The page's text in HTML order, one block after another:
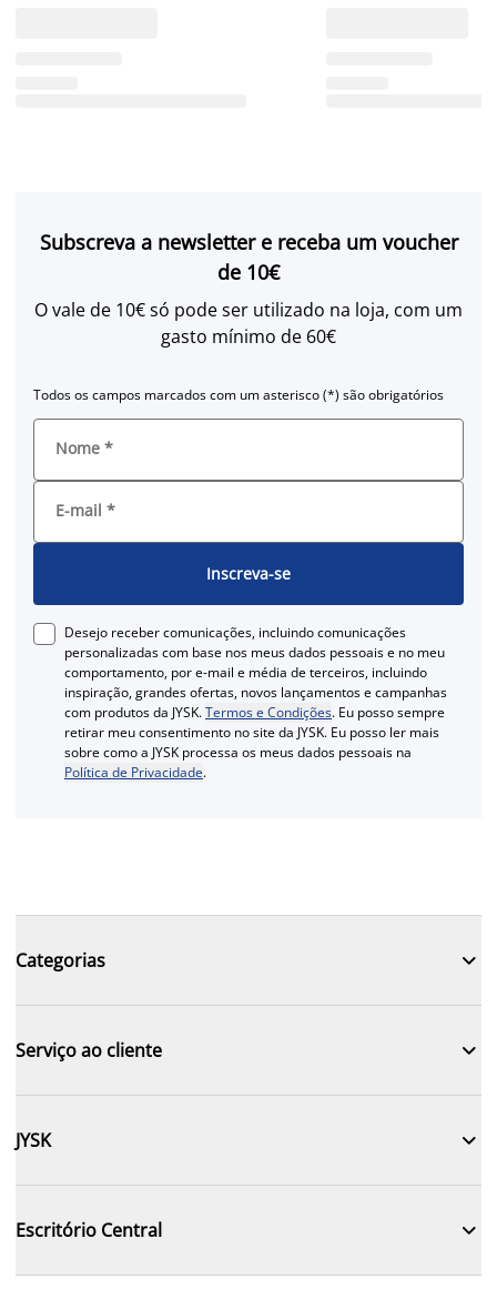
Subscreva a newsletter e receba um voucher
de 10€
O vale de 10€ só pode ser utilizado na loja, com um
gasto mínimo de 60€
Todos os campos marcados com um asterisco (*) são obrigatórios
Nome *
E-mail *
Inscreva-se
Desejo receber comunicações, incluindo comunicações
personalizadas com base nos meus dados pessoais e no meu
comportamento, por e-mail e média de terceiros, incluindo
inspiração, grandes ofertas, novos lançamentos e campanhas
com produtos da JYSK.Termos e Condições. Eu posso sempre
retirar meu consentimento no site da JYSK. Eu posso ler mais
sobre como a JYSK processa os meus dados pessoais na
Política de Privacidade.
Categorias 
Serviço ao cliente 
JYSK 
Escritório Central 